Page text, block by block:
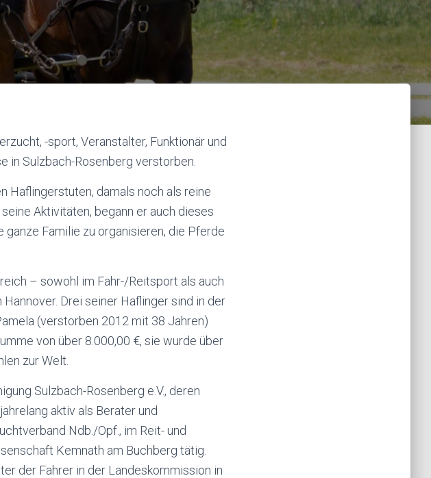
-sport, Veranstalter, Funktionär und
in Sulzbach-Rosenberg verstorben.
Haflingerstuten, damals noch als reine
Aktivitäten, begann er auch dieses
ganze Familie zu organisieren, die Pferde
– sowohl im Fahr-/Reitsport als auch
Drei seiner Haflinger sind in der
(verstorben 2012 mit 38 Jahren)
von über 8.000,00 €, sie wurde über
zur Welt.
Sulzbach-Rosenberg e.V., deren
aktiv als Berater und
Ndb./Opf., im Reit- und
Kemnath am Buchberg tätig.
der Fahrer in der Landeskommission in